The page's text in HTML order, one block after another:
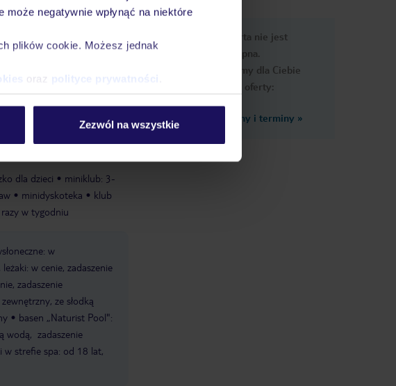
negatywnie wpłynąć na niektóre
plików cookie. Możesz jednak
oraz polityce prywatności
Zezwól na wszystkie
informacje
schody prowadzące
dla dzieci
miniklub: 3-
minidyskoteka
klub
w tygodniu
w
w cenie, zadaszenie
zadaszenie
ze słodką
basen „Naturist Pool":
wodą, zadaszenie
w strefie spa: od 18 lat,
Ups, ta oferta nie jest
dostępna.
Przygotowaliśmy dla Ciebie
podobne oferty:
Zobacz inne ceny i terminy »